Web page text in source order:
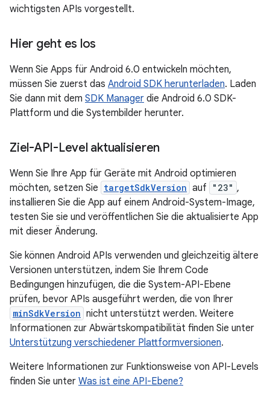
wichtigsten APIs vorgestellt.
Hier geht es los
Wenn Sie Apps für Android 6.0 entwickeln möchten,
müssen Sie zuerst das Android SDK herunterladen. Laden
Sie dann mit dem SDK Manager die Android 6.0 SDK-
Plattform und die Systembilder herunter.
Ziel-API-Level aktualisieren
Wenn Sie Ihre App für Geräte mit Android optimieren
möchten, setzen Sie targetSdkVersion auf "23" ,
installieren Sie die App auf einem Android-System-Image,
testen Sie sie und veröffentlichen Sie die aktualisierte App
mit dieser Änderung.
Sie können Android APIs verwenden und gleichzeitig ältere
Versionen unterstützen, indem Sie Ihrem Code
Bedingungen hinzufügen, die die System-API-Ebene
prüfen, bevor APIs ausgeführt werden, die von Ihrer
minSdkVersion nicht unterstützt werden. Weitere
Informationen zur Abwärtskompatibilität finden Sie unter
Unterstützung verschiedener Plattformversionen.
Weitere Informationen zur Funktionsweise von API-Levels
finden Sie unter Was ist eine API-Ebene?